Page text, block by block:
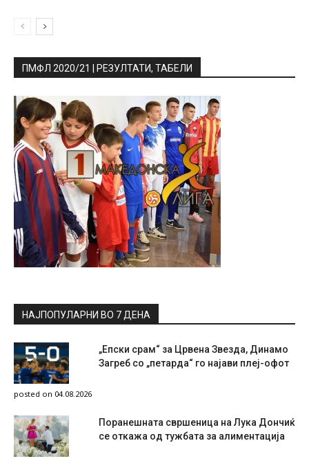
ПМФЛ 2020/21 | РЕЗУЛТАТИ, ТАБЕЛИ
НАЈПОПУЛАРНИ ВО 7 ДЕНА
„Епски срам“ за Црвена Звезда, Динамо
Загреб со „петарда“ го најави плеј-офот
posted on 04.08.2026
Поранешната свршеница на Лука Дончиќ
се откажа од тужбата за алиментација